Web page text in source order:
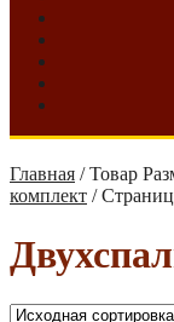
Главная /Товар
комплект /